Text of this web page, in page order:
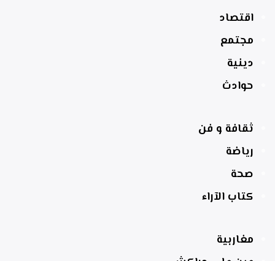
اقتصاد
مجتمع
دينية
حوادث
ثقافة و فن
رياضة
صحة
كتاب الآراء
مغاربية